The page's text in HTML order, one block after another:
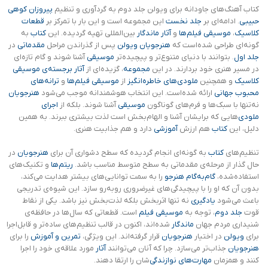
کتاب آهنگ‌های جاودانه برای ویولن جلد دوم به گردآوری و تنظیم پیروزان کوهی
حبیبی. ادامه‌ای بر جلد نخست این مجموعه است و این بار با تمرکز بر قطعات
کلاسیک، موسیقی فیلم‌ها وآثار ماندگار بین‌المللی تهیه گردیده. این کتاب به
گونه‌ای طراحی شده‌است که هنرجویان ویولن پس از گذراندن مراحل مقدماتی در
جلد اول. بتوانند با دنیای متنوع‌تر و پیچیده‌تر موسیقیآشنا شوند و گام تازه‌ای
در مسیر هنری خود بردارند. در این مجموعه، گزیده‌ای ازآثار برجسته‌ی موسیقی
کلاسیک و همچنین ملودی‌های خاطره‌انگیز از موسیقی فیلم‌ها و ترانه‌های
محبوب جهانی ارائه شده‌است. این انتخاب هوشمندانه موجب می‌شود هنرجویان
نه‌تنها با سبک‌ها و فرم‌های گوناگون موسیقیآشنا شوند. بلکه از اجرای
ملودی‌هایی که برایشان آشنا و الهام‌بخش است لذت بیشتری ببرند. به همین
دلیل، این کتاب هم ارزشآموزشی دارد و هم جذابیت هنری.
تنظیم‌های کتاب به گونه‌ای انجام گردیده که سطح دشواری آن برای هنرجویان در
حال گذار از مرحله‌ی مقدماتی به سطح متوسط مناسب باشد. ریتم‌ها و تکنیک‌های
استفاده‌شده، گام‌به‌گام هنرجو را به سمت توانایی‌های بیشتر هدایت می‌کند،
بدون آن که او را با پیچیدگی‌های غیرضروری روبه‌رو سازد. این شیوه‌ی تدریجی
باعث می‌شود یادگیری نه تنها اثربخش بلکه لذت‌بخش نیز باشد. یکی از نقاط
قوت جلد دوم، توجه به موسیقی فیلم است. قطعاتی که سال‌ها در حافظه‌ی
شنیداری مردم جهان ماندگار شده‌اند، اکنون در قالب تنظیم‌های ساده‌تر و قابل‌اجرا
برای ویولن در اختیار هنرجویان قرار گرفته‌اند. این ویژگی، تمرین و آموزش را برای
هنرجویان جذاب‌تر می‌سازد. چرا که آنان می‌توانندآثار مورد علاقه‌ی خود را اجرا
کنند و همزمان مهارت‌های نوازندگی‌شان را ارتقا دهند.